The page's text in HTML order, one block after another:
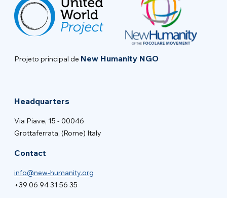
Projeto principal de New Humanity NGO
Headquarters
Via Piave, 15 - 00046
Grottaferrata, (Rome) Italy
Contact
info@new-humanity.org
+39 06 94 31 56 35